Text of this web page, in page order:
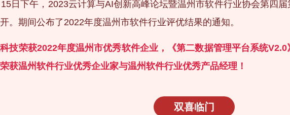
日下午，2023云计算与AI创新高峰论坛暨温州市软件行业协会第四
。期间公布了2022年度温州市软件行业评优结果的通知。
技荣获2022年度温州市优秀软件企业，《第二数据管理平台系统
获温州软件行业优秀企业家与温州软件行业优秀产品经理！
双喜临门